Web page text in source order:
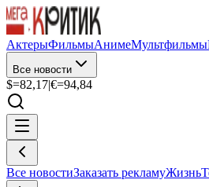
АктерыФильмыАнимеМультфильмы
Все новости
$=82,17|€=94,84
Все новостиЗаказать рекламуЖизнь